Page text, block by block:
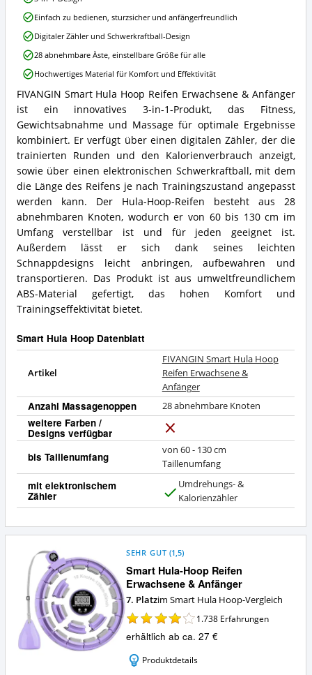
Smart
Hula
Hoop
erhältlich?
FIVANGIN
Smart
Hula
Hoop
Reifen
Erwachsene
&
Anfänger
Zusammenfassung:
Was
bietet
dieser
Smart
Hula
Hoop?
FIVANGIN Smart Hula Hoop Reifen Erwachsene & Anfänger
ist ein innovatives 3-in-1-Produkt, das Fitness,
Gewichtsabnahme und Massage für optimale Ergebnisse
kombiniert. Er verfügt über einen digitalen Zähler, der die
trainierten Runden und den Kalorienverbrauch anzeigt,
sowie über einen elektronischen Schwerkraftball, mit dem
die Länge des Reifens je nach Trainingszustand angepasst
werden kann. Der Hula-Hoop-Reifen besteht aus 28
abnehmbaren Knoten, wodurch er von 60 bis 130 cm im
Umfang verstellbar ist und für jeden geeignet ist.
Außerdem lässt er sich dank seines leichten
Schnappdesigns leicht anbringen, aufbewahren und
transportieren. Das Produkt ist aus umweltfreundlichem
ABS-Material gefertigt, das hohen Komfort und
Trainingseffektivität bietet.
Smart Hula Hoop Datenblatt
Artikel
FIVANGIN Smart Hula Hoop
Reifen Erwachsene &
Anfänger
Anzahl Massagenoppen 28 abnehmbare Knoten
weitere Farben /
Designs verfügbar
N
e
i
n
bis Taillenumfang
von 60 - 130 cm
Taillenumfang
mit elektronischem
Zähler
a
Umdrehungs- &
Kalorienzähler
Smart
Hula
Hoop
Reifen
Erwachsene
Anfänger
Vorteile:
Was
spricht
für
diesen
Smart
Hula
Hoop?
Einfach zu bedienen, sturzsicher und anfängerfreundlich
Digitaler Zähler und Schwerkraftball-Design
28 abnehmbare Äste, einstellbare Größe für alle
Hochwertiges Material für Komfort und Effektivität
Smart Hula-Hoop Reifen
Erwachsene & Anfänger
SEHR GUT (1,5)
7. Platzim Smart Hula Hoop-Vergleich
1.738 Erfahrungen
erhältlich ab ca. 27 €
Produktdetails